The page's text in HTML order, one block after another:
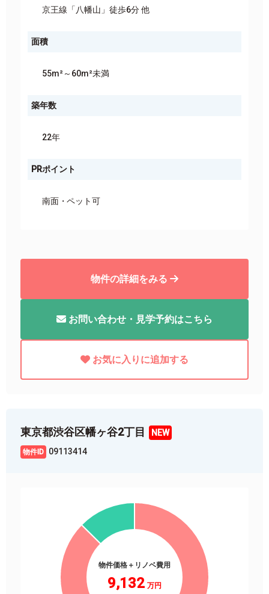
京王線「八幡山」徒歩6分 他
面積
55m²～60m²未満
築年数
22年
PRポイント
南面 ペット可
物件の詳細をみる
お問い合わせ・見学予約はこちら
お気に入りに追加する
東京都渋谷区幡ヶ谷2丁目
09113414
物件価格＋リノベ費用
9,132